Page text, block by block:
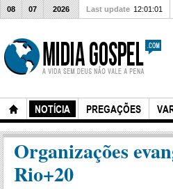
NOTÍCIA PREGAÇÕES
08 07 2026 Last update 12:01:01
Organizações
Rio+20